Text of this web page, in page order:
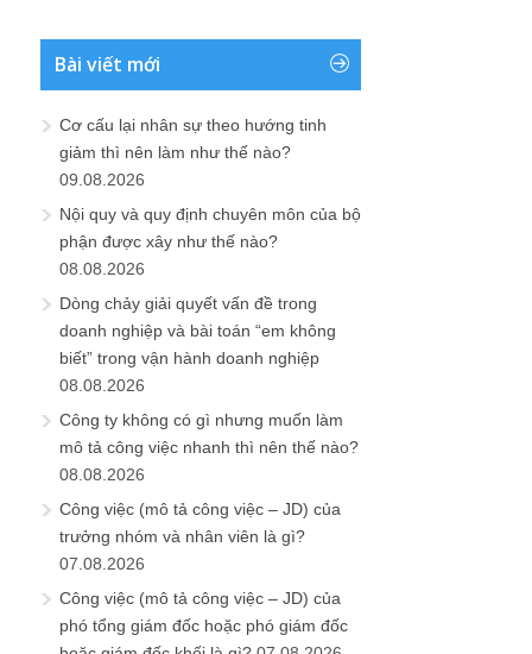
Bài viết mới
Cơ cấu lại nhân sự theo hướng tinh
giảm thì nên làm như thế nào?
09.08.2026
Nội quy và quy định chuyên môn của bộ
phận được xây như thế nào?
08.08.2026
Dòng chảy giải quyết vấn đề trong
doanh nghiệp và bài toán “em không
biết” trong vận hành doanh nghiệp
08.08.2026
Công ty không có gì nhưng muốn làm
mô tả công việc nhanh thì nên thế nào?
08.08.2026
Công việc (mô tả công việc – JD) của
trưởng nhóm và nhân viên là gì?
07.08.2026
Công việc (mô tả công việc – JD) của
phó tổng giám đốc hoặc phó giám đốc